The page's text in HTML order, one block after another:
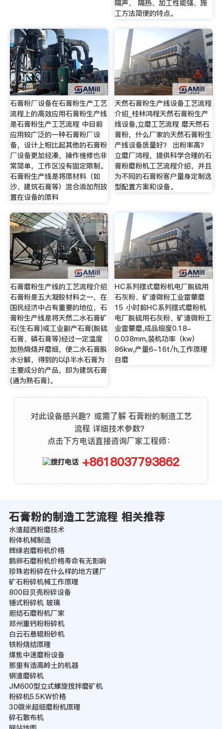
隔声、 隔热、加工性能强、施
工方法简便的特点。
石膏粉厂设备在石膏粉生产工艺
流程上的高效应用石膏粉生产线
是石膏粉生产工艺流程 中目前
应用较广泛的一种石膏粉厂设
备，设计上相比起其他的石膏粉
厂设备更加经凑，操作维修也非
常简单，工作区没有固定限制。
石膏粉生产线是将原材料（如
沙、建筑石膏等）混合添加剂放
置在设备的原料
天然石膏粉生产线设备工艺流程
介绍_桂林鸿程天然石膏粉生产
线设备,立磨工艺流程 磨天然石
膏粉，什么厂家的天然石膏粉生
产线设备质量好？ 出粉率高？
立磨厂鸿程，提供科学合理的石
膏粉磨粉机工艺流程介绍，并且
为不同的石膏粉客户量身定制选
型配置方案和设备。
石膏磨粉生产线的工艺流程介绍
石膏粉是五大凝胶材料之一，在
国民经济中占有重要的地位，石
膏粉生产线是将天然二水石膏矿
石(生石膏)或工业副产石膏(脱硫
石膏、磷石膏等)经过一定温度
加热煅烧并磨细，使二水石膏脱
水分解，得到的以β半水石膏为
主要成分的产品，即为建筑石膏
(通为熟石膏)。
HC系列摆式磨粉机电厂脱硫用
石灰粉、矿渣微粉工业雷蒙磨
15 小时前HC系列摆式磨粉机
电厂脱硫用石灰粉、矿渣微粉工
业雷蒙磨,成品细度0.18-
0.038mm,装机功率（kw）
86kw,产量6-16t/h,工作原理
自磨
对此设备感兴趣？或需了解 石膏粉的制造工艺
流程 详细技术参数？
点击下方电话直接咨询厂家工程师：
+8618037793862
石膏粉的制造工艺流程 相关推荐
水渣超西粉磨技术
粉体机械制造
辉绿岩磨粉机价格
鹅卵石磨粉机价格寿命有无影响
珍珠岩粉碎在什么样的地方建厂
矿石粉碎机械工作原理
800目贝壳粉碎设备
锤式粉碎机 玻璃
胆结石磨粉机厂家
郑州重钙粉粉碎机
白云石悬辊粉砂机
铁粉烧结原理
煤焦中速磨粉设备
那里有造高岭土的机器
钢渣磨碎机
JM600型立式螺旋搅拌磨矿机
粉碎机5.5KW价格
30微米超细磨粉机原理
碎石散布机